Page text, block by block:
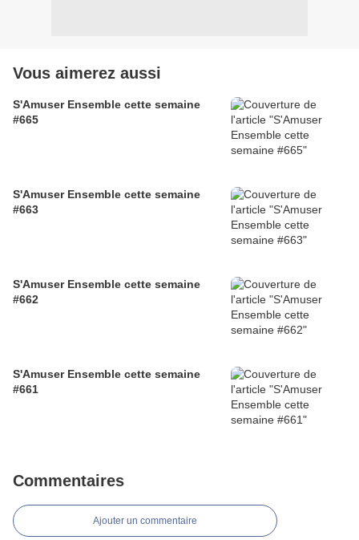
Vous aimerez aussi
S'Amuser Ensemble cette semaine
#665
S'Amuser Ensemble cette semaine
#663
S'Amuser Ensemble cette semaine
#662
S'Amuser Ensemble cette semaine
#661
Commentaires
Ajouter un commentaire